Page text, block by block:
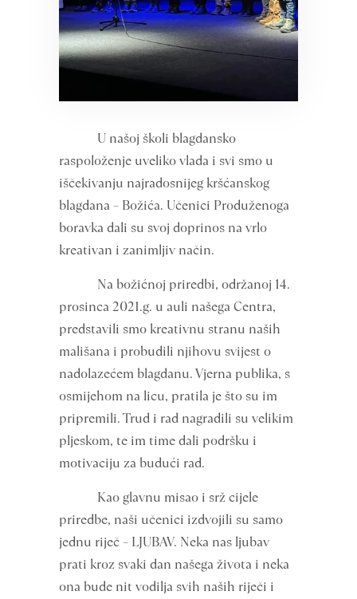
U našoj školi blagdansko
raspoloženje uveliko vlada i svi smo u
iščekivanju najradosnijeg kršćanskog
blagdana – Božića. Učenici Produženoga
boravka dali su svoj doprinos na vrlo
kreativan i zanimljiv način.
Na božićnoj priredbi, održanoj 14.
prosinca 2021.g. u auli našega Centra,
predstavili smo kreativnu stranu naših
mališana i probudili njihovu svijest o
nadolazećem blagdanu. Vjerna publika, s
osmijehom na licu, pratila je što su im
pripremili. Trud i rad nagradili su velikim
pljeskom, te im time dali podršku i
motivaciju za budući rad.
Kao glavnu misao i srž cijele
priredbe, naši učenici izdvojili su samo
jednu riječ – LJUBAV. Neka nas ljubav
prati kroz svaki dan našega života i neka
ona bude nit vodilja svih naših riječi i